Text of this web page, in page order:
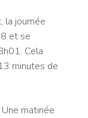
la journée
et se
Cela
minutes de
Une matinée